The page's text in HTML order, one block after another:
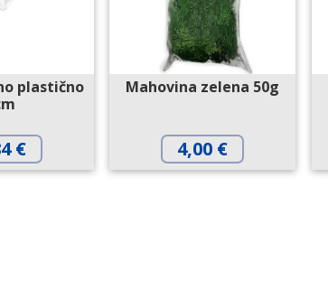
plastično
€
Mahovina zelena 50g
4,00 €